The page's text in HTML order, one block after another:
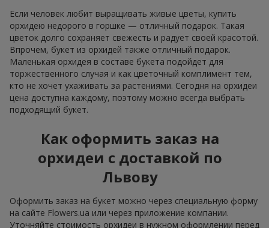
Если человек любит выращивать живые цветы, купить
орхидею недорого в горшке — отличный подарок. Такая
цветок долго сохраняет свежесть и радует своей красотой.
Впрочем, букет из орхидей также отличный подарок.
Маленькая орхидея в составе букета подойдет для
торжественного случая и как цветочный комплимент тем,
кто не хочет ухаживать за растениями. Сегодня на орхидеи
цена доступна каждому, поэтому можно всегда выбрать
подходящий букет.
Как оформить заказ на
орхидеи с доставкой по
Львову
Оформить заказ на букет можно через специальную форму
на сайте Flowers.ua или через приложение компании.
Уточняйте стоимость орхидеи в нужном оформлении перед